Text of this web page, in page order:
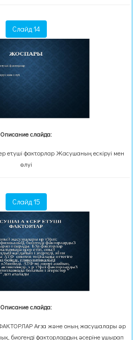
Слайд 14
Описание слайда:
факторлар Жасушаның ескіруі мен
өлуі
Слайд 15
Описание слайда:
Ағза және оның жасушалары әр
биогенді факторлардың әсеріне ұшырап